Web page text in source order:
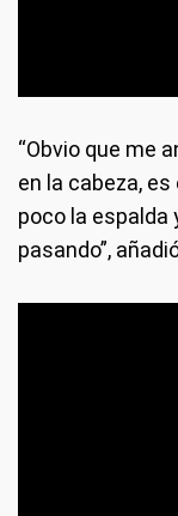
“Obvio que me
en la cabeza,
poco la espalda
pasando”,